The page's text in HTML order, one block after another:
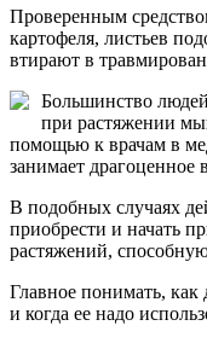
Проверенным
картофеля, листьев
втирают в
Большинство
при растяжении
помощью к врачам в
занимает драгоценное
В подобных случаях
приобрести и начать
растяжений,
Главное понимать,
и когда ее надо